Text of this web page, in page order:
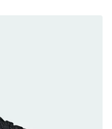
NITRO™ 4